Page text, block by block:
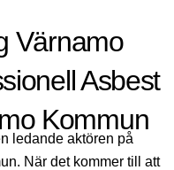
Värnamo
Asbest
Kommun
ledande aktören på
När det kommer till att